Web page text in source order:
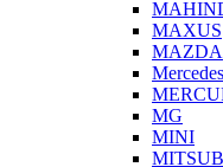
MAXUS
MAZDA
MG
MINI